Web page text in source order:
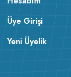
Üye Girişi
Yeni Üyelik